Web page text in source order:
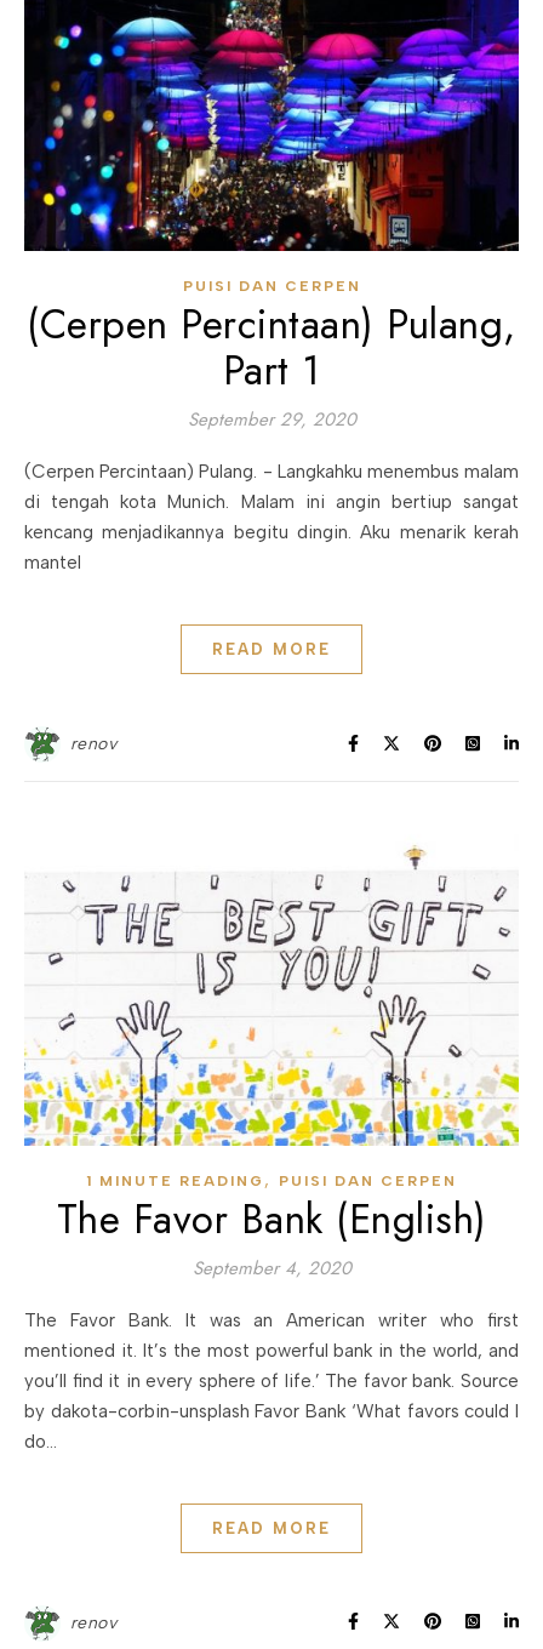
PUISI DAN CERPEN
(Cerpen Percintaan) Pulang,
Part 1
September 29, 2020
(Cerpen Percintaan) Pulang. - Langkahku menembus malam
di tengah kota Munich. Malam ini angin bertiup sangat
kencang menjadikannya begitu dingin. Aku menarik kerah
mantel
READ MORE
renov
1 MINUTE READING , PUISI DAN CERPEN
The Favor Bank (English)
September 4, 2020
The Favor Bank. It was an American writer who first
mentioned it. It’s the most powerful bank in the world, and
you’ll find it in every sphere of life.’ The favor bank. Source
by dakota-corbin-unsplash Favor Bank ‘What favors could I
do…
READ MORE
renov